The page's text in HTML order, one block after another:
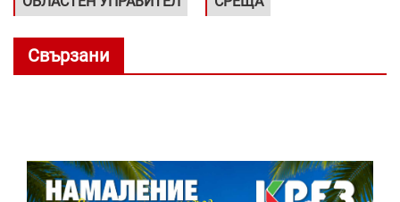
Свързани